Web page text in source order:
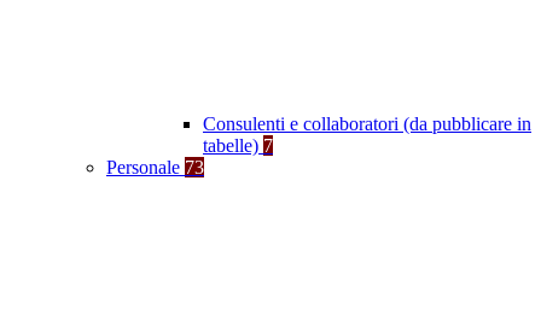
Consulenti e collaboratori (da pubblicare in
tabelle) 7
Personale 73